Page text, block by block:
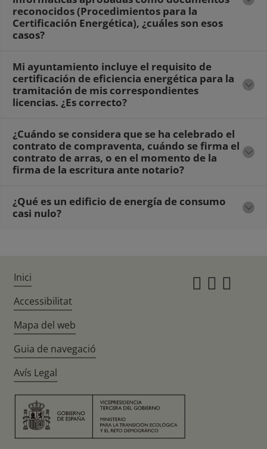
reconocidos (Procedimientos para la
Certificación Energética), ¿cuáles son esos
casos?
Mi ayuntamiento incluye el requisito de
certificación de eficiencia energética para la
tramitación de mis correspondientes
licencias. ¿Es correcto?
¿Cuándo se considera que se ha celebrado el
contrato de compraventa, cuándo se firma el
contrato de arras, o en el momento de la
firma de la escritura ante notario?
¿Qué es un edificio de energía de consumo
casi nulo?
Inici
Accessibilitat
Mapa del web
Guia de navegació
Avís Legal